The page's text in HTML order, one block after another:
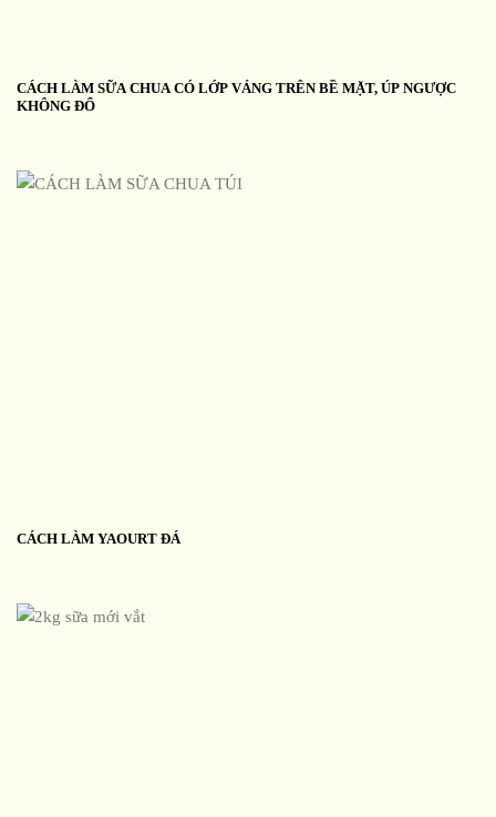
CÁCH LÀM SỮA CHUA CÓ LỚP VÁNG TRÊN BỀ MẶT, ÚP NGƯỢC
KHÔNG ĐỔ
CÁCH LÀM YAOURT ĐÁ